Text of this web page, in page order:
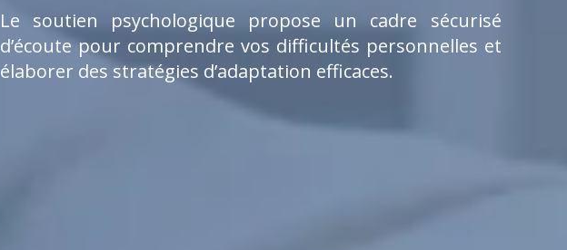
Le soutien psychologique propose un cadre sécurisé
d’écoute pour comprendre vos difficultés personnelles et
élaborer des stratégies d’adaptation efficaces.